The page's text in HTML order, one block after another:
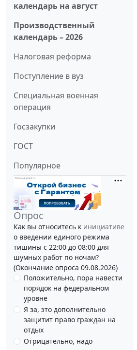
календарь на август
Производственный
календарь – 2026
Налоговая реформа
Поступление в вуз
Специальная военная
операция
Госзакупки
ГОСТ
Популярное
Опрос
Как вы относитесь к инициативе
о введении единого режима
тишины с 22:00 до 08:00 для
шумных работ по ночам?
(Окончание опроса 09.08.2026)
Положительно, пора навести
порядок на федеральном
уровне
Я за, это дополнительно
защитит право граждан на
отдых
Отрицательно, надо